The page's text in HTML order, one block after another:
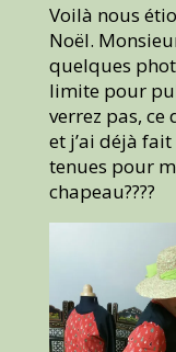
Voilà nous
Noël.
quelques
limite pour
verrez pas, ce
et j’ai déjà
tenues pour
chapeau????